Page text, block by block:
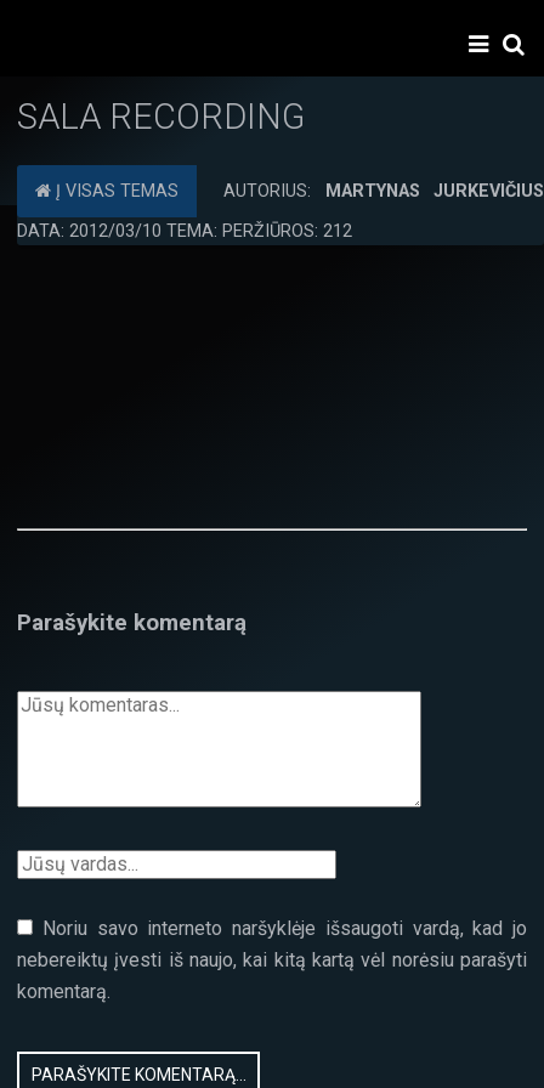
SALA RECORDING
Į VISAS TEMAS AUTORIUS:
MARTYNAS JURKEVIČIUS
DATA: 2012/03/10 TEMA: PERŽIŪROS: 212
Parašykite komentarą
Noriu savo interneto naršyklėje išsaugoti vardą, kad jo
nebereiktų įvesti iš naujo, kai kitą kartą vėl norėsiu parašyti
komentarą.